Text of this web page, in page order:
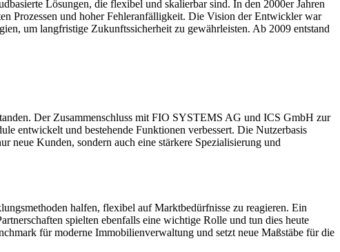
Lösungen, die flexibel und skalierbar sind. In den 2000er Jahren
Prozessen und hoher Fehleranfälligkeit. Die Vision der Entwickler war
um langfristige Zukunftssicherheit zu gewährleisten. Ab 2009 entstand
Der Zusammenschluss mit FIO SYSTEMS AG und ICS GmbH zur
entwickelt und bestehende Funktionen verbessert. Die Nutzerbasis
neue Kunden, sondern auch eine stärkere Spezialisierung und
halfen, flexibel auf Marktbedürfnisse zu reagieren. Ein
spielten ebenfalls eine wichtige Rolle und tun dies heute
für moderne Immobilienverwaltung und setzt neue Maßstäbe für die